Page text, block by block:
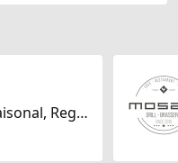
Schweizerisch, Saisonal, Regional